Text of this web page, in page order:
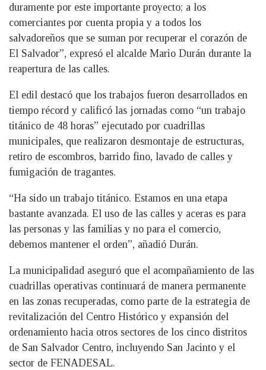
duramente por este importante proyecto; a los
comerciantes por cuenta propia y a todos los
salvadoreños que se suman por recuperar el corazón de
El Salvador”, expresó el alcalde Mario Durán durante la
reapertura de las calles.
El edil destacó que los trabajos fueron desarrollados en
tiempo récord y calificó las jornadas como “un trabajo
titánico de 48 horas” ejecutado por cuadrillas
municipales, que realizaron desmontaje de estructuras,
retiro de escombros, barrido fino, lavado de calles y
fumigación de tragantes.
“Ha sido un trabajo titánico. Estamos en una etapa
bastante avanzada. El uso de las calles y aceras es para
las personas y las familias y no para el comercio,
debemos mantener el orden”, añadió Durán.
La municipalidad aseguró que el acompañamiento de las
cuadrillas operativas continuará de manera permanente
en las zonas recuperadas, como parte de la estrategia de
revitalización del Centro Histórico y expansión del
ordenamiento hacia otros sectores de los cinco distritos
de San Salvador Centro, incluyendo San Jacinto y el
sector de FENADESAL.